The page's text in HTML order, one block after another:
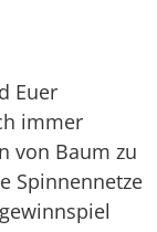
Euer
immer
von Baum zu
Spinnennetze